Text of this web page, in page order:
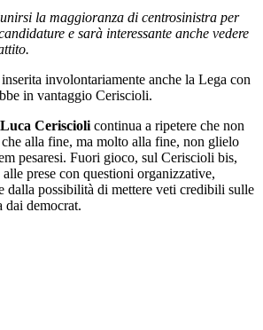
la maggioranza di centrosinistra per
e sarà interessante anche vedere
involontariamente anche la Lega con
in vantaggio Ceriscioli.
Luca Ceriscioli continua a ripetere che non
alla fine, ma molto alla fine, non glielo
pesaresi. Fuori gioco, sul Ceriscioli bis,
prese con questioni organizzative,
dalla possibilità di mettere veti credibili sulle
dai democrat.